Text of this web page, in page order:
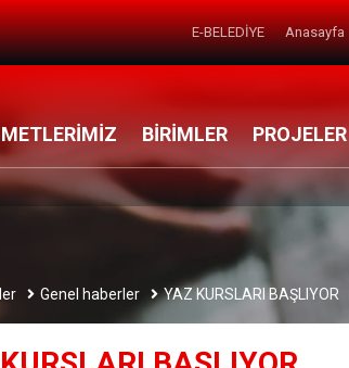
E-BELEDİYE Anasayfa
BİRİMLER PROJELER
Genel haberler YAZ KURSLARI BAŞLIYOR